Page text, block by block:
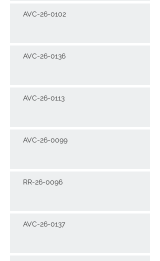
AVC-26-0102
AVC-26-0136
AVC-26-0113
AVC-26-0099
RR-26-0096
AVC-26-0137